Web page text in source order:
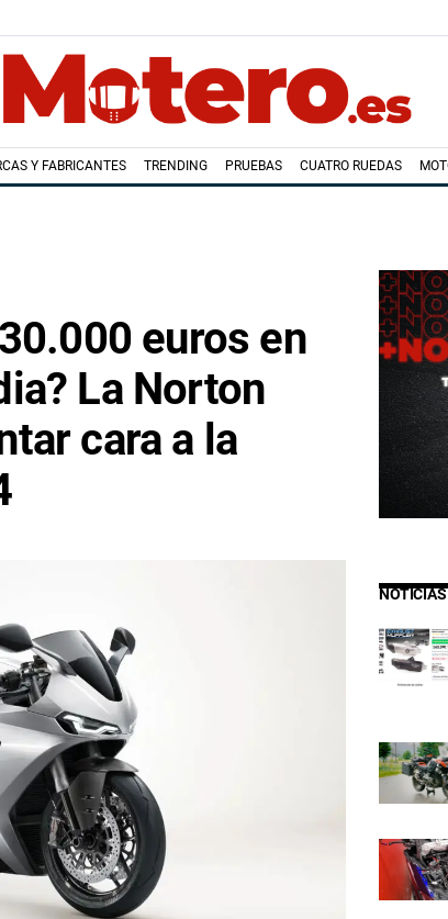
Y FABRICANTES TRENDING PRUEBAS CUATRO RUEDAS
euros en
La Norton
cara a la